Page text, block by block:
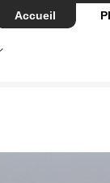
Accueil